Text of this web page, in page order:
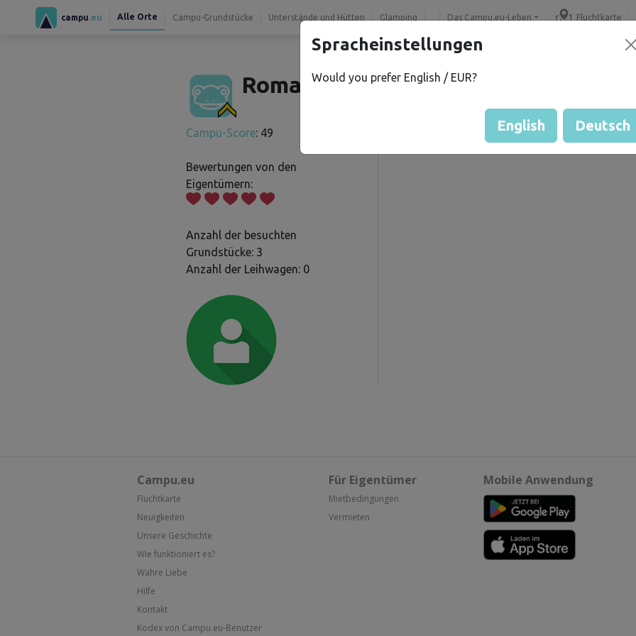
campu .eu Alle Orte Campu-Grundstücke Unterstände und Hütten Glamping Das Campu.eu-Leben Fluchtkarte
Roman P.
Campu-Score: 49
Bewertungen von den
Eigentümern:
Anzahl der besuchten
Grundstücke: 3
Anzahl der Leihwagen: 0
Gästebewertung durch
Bewertung der Grundstücke
Campu.eu
Fluchtkarte
Neuigkeiten
Unsere Geschichte
Wie funktioniert es?
Wahre Liebe
Hilfe
Kontakt
Kodex von Campu.eu-Benutzer
Für Eigentümer
Mietbedingungen
Vermieten
Mobile Anwendung
Spracheinstellungen
Would you prefer English / EUR?
English Deutsch